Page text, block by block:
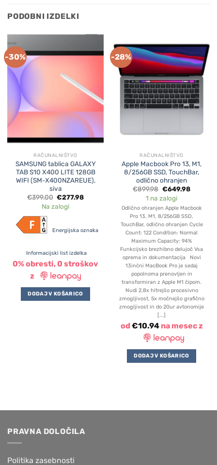
PODOBNI IZDELKI
-30%
RAČUNALNIŠTVO
SAMSUNG tablica GALAXY
TAB S10 X400 LITE 128GB
WIFI (SM-X400NZAREUE),
siva
€399.00 Original
price
was:
€277.98Current
Na zalogi
Energijska oznaka
Informacijski list izdelka
0% obresti, 0 stroškov
z
DODAJ V KOŠARICO
-28%
RAČUNALNIŠTVO
Apple Macbook Pro 13, M1,
8/256GB SSD, TouchBar,
odlično ohranjen
€899.98 Original
price
was:
€899.98.
€649.98Current
€649.98.
1 na zalogi
Odlično ohranjen Apple Macbook
Pro 13, M1, 8/256GB SSD,
TouchBar, odlično ohranjen Cycle
Count: 122 Condition: Normal
Maximum Capacity: 94%
Funkcijsko brezhibno delujoč Vsa
oprema in dokumentacija Novi
13inčni MacBook Pro je sedaj
popolnoma prenovljen in
transformiran z Apple M1 čipom.
Nudi 2,8x hitrejšo procesivno
zmogljivost, 5x močnejšo grafično
zmogljivost in do 20ur avtonomije
[...]
od €10.94na mesec z
DODAJ V KOŠARICO
PRAVNA DOLOČILA
Politika zasebnosti